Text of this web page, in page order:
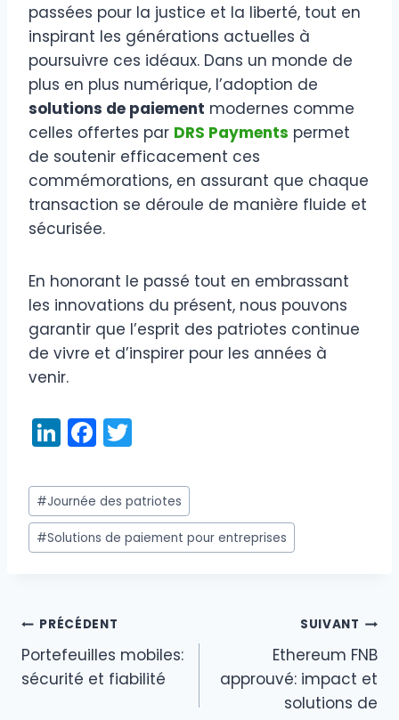
passées pour la justice et la liberté, tout en
inspirant les générations actuelles à
poursuivre ces idéaux. Dans un monde de
plus en plus numérique, l’adoption de
solutions de paiement modernes comme
celles offertes par DRS Payments permet
de soutenir efficacement ces
commémorations, en assurant que chaque
transaction se déroule de manière fluide et
sécurisée.
En honorant le passé tout en embrassant
les innovations du présent, nous pouvons
garantir que l’esprit des patriotes continue
de vivre et d’inspirer pour les années à
venir.
Li
n
k
e
dI
F
a
c
e
b
k
itt
er
Étiquettes
de
la
#Journée des patriotes
#Solutions de paiement pour entreprises
Navigation
de
PRÉCÉDENT
Portefeuilles mobiles:
sécurité et fiabilité
SUIVANT
Ethereum FNB
approuvé: impact et
solutions de